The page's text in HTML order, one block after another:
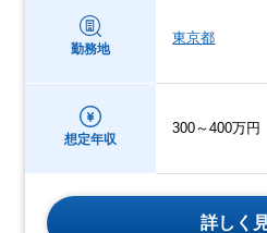
勤務地
東京都
想定年収
300～400万円
詳しく